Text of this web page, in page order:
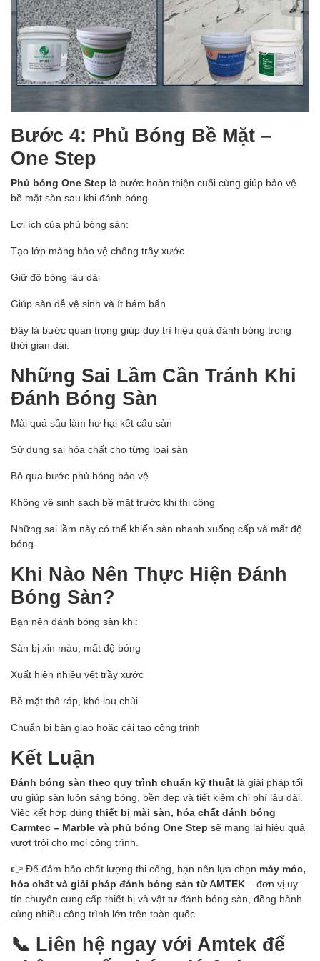
Bước 4: Phủ Bóng Bề Mặt –
One Step
Phủ bóng One Step là bước hoàn thiện cuối cùng giúp bảo vệ
bề mặt sàn sau khi đánh bóng.
Lợi ích của phủ bóng sàn:
Tạo lớp màng bảo vệ chống trầy xước
Giữ độ bóng lâu dài
Giúp sàn dễ vệ sinh và ít bám bẩn
Đây là bước quan trọng giúp duy trì hiệu quả đánh bóng trong
thời gian dài.
Những Sai Lầm Cần Tránh Khi
Đánh Bóng Sàn
Mài quá sâu làm hư hại kết cấu sàn
Sử dụng sai hóa chất cho từng loại sàn
Bỏ qua bước phủ bóng bảo vệ
Không vệ sinh sạch bề mặt trước khi thi công
Những sai lầm này có thể khiến sàn nhanh xuống cấp và mất độ
bóng.
Khi Nào Nên Thực Hiện Đánh
Bóng Sàn?
Bạn nên đánh bóng sàn khi:
Sàn bị xỉn màu, mất độ bóng
Xuất hiện nhiều vết trầy xước
Bề mặt thô ráp, khó lau chùi
Chuẩn bị bàn giao hoặc cải tạo công trình
Kết Luận
Đánh bóng sàn theo quy trình chuẩn kỹ thuật là giải pháp tối
ưu giúp sàn luôn sáng bóng, bền đẹp và tiết kiệm chi phí lâu dài.
Việc kết hợp đúng thiết bị mài sàn, hóa chất đánh bóng
Carmtec – Marble và phủ bóng One Step sẽ mang lại hiệu quả
vượt trội cho mọi công trình.
👉 Để đảm bảo chất lượng thi công, bạn nên lựa chọn máy móc,
hóa chất và giải pháp đánh bóng sàn từ AMTEK – đơn vị uy
tín chuyên cung cấp thiết bị và vật tư đánh bóng sàn, đồng hành
cùng nhiều công trình lớn trên toàn quốc.
📞 Liên hệ ngay với Amtek để